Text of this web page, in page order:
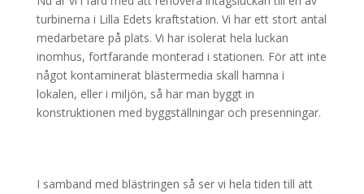
turbinerna i Lilla Edets kraftstation. Vi har ett stort antal
medarbetare på plats. Vi har isolerat hela luckan
inomhus, fortfarande monterad i stationen. För att inte
något kontaminerat blästermedia skall hamna i
lokalen, eller i miljön, så har man byggt in
konstruktionen med byggställningar och presenningar.
I samband med blästringen så ser vi hela tiden till att